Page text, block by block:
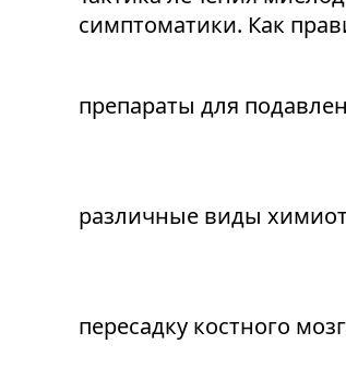
симптоматики. Как
препараты для
различные виды
пересадку костного